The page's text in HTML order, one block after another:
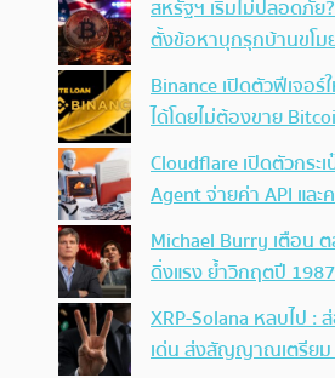
สหรัฐฯ เริ่มไม่ปลอดภั
ตั้งข้อหาบุกรุกบ้านขโม
Binance เปิดตัวฟีเจอ
ได้โดยไม่ต้องขาย
Cloudflare เปิดตัวกระ
Agent จ่ายค่า API และ
Michael Burry เตือน
ดิ่งแรง ย้ำวิกฤตปี
XRP-Solana หลบไป :
เด่น ส่งสัญญาณเตรีย